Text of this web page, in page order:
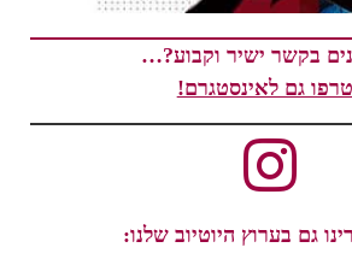
בקשר ישיר וקבוע?…
גם לאינסטגרם!
גם בערוץ היוטיוב שלנו: